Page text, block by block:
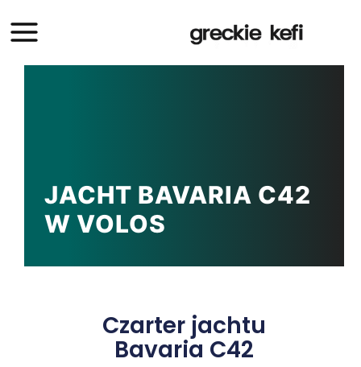
JACHT BAVARIA C42
W VOLOS
Czarter jachtu
Bavaria C42